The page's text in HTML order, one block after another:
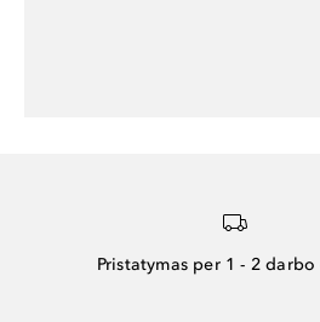
Pristatymas per 1 - 2 darbo